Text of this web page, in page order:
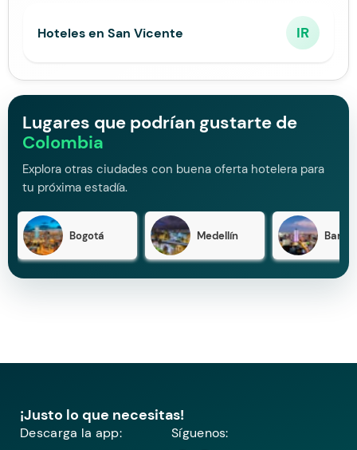
Hoteles en San Vicente IR
Lugares que podrían gustarte de
Colombia
Explora otras ciudades con buena oferta hotelera para
tu próxima estadía.
Bogotá Medellín
¡Justo lo que necesitas!
Descarga la app: Síguenos: